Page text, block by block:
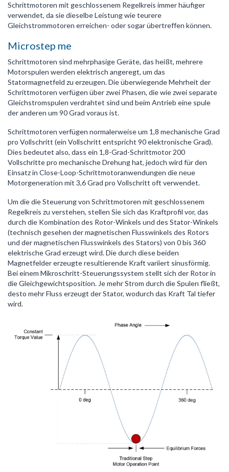
Schrittmotoren mit geschlossenem Regelkreis immer häufiger
verwendet, da sie dieselbe Leistung wie teurere
Gleichstrommotoren erreichen- oder sogar übertreffen können.
Microstep me
Schrittmotoren sind mehrphasige Geräte, das heißt, mehrere
Motorspulen werden elektrisch angeregt, um das
Statormagnetfeld zu erzeugen. Die überwiegende Mehrheit der
Schrittmotoren verfügen über zwei Phasen, die wie zwei separate
Gleichstromspulen verdrahtet sind und beim Antrieb eine spule
der anderen um 90 Grad voraus ist.
Schrittmotoren verfügen normalerweise um 1,8 mechanische Grad
pro Vollschritt (ein Vollschritt entspricht 90 elektronische Grad).
Dies bedeutet also, dass ein 1,8-Grad-Schrittmotor 200
Vollschritte pro mechanische Drehung hat, jedoch wird für den
Einsatz in Close-Loop-Schrittmotoranwendungen die neue
Motorgeneration mit 3,6 Grad pro Vollschritt oft verwendet.
Um die die Steuerung von Schrittmotoren mit geschlossenem
Regelkreis zu verstehen, stellen Sie sich das Kraftprofil vor, das
durch die Kombination des Rotor-Winkels und des Stator-Winkels
(technisch gesehen der magnetischen Flusswinkels des Rotors
und der magnetischen Flusswinkels des Stators) von 0 bis 360
elektrische Grad erzeugt wird. Die durch diese beiden
Magnetfelder erzeugte resultierende Kraft variiert sinusförmig.
Bei einem Mikroschritt-Steuerungssystem stellt sich der Rotor in
die Gleichgewichtsposition. Je mehr Strom durch die Spulen fließt,
desto mehr Fluss erzeugt der Stator, wodurch das Kraft Tal tiefer
wird.